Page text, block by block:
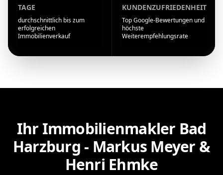
TAGE
durchschnittlich bis zum
erfolgreichen
Immobilienverkauf
KUNDENZUFRIEDENHEIT
Top Google-Bewertungen und
höchste
Weiterempfehlungsrate
Ihr Immobilienmakler Bad
Harzburg - Markus Meyer &
Henri Ehmke